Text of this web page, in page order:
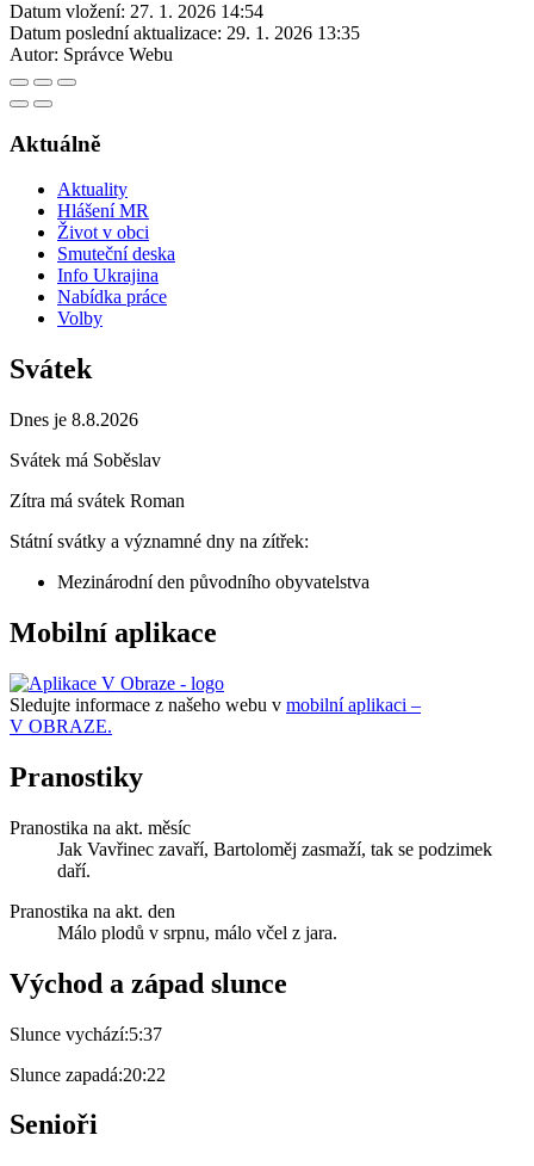
Datum vložení: 27. 1. 2026 14:54
Datum poslední aktualizace: 29. 1. 2026 13:35
Autor: Správce Webu
Aktuálně
Aktuality
Hlášení MR
Život v obci
Smuteční deska
Info Ukrajina
Nabídka práce
Volby
Svátek
Dnes je 8.8.2026
Svátek má Soběslav
Zítra má svátek Roman
Státní svátky a významné dny na zítřek:
Mezinárodní den původního obyvatelstva
Mobilní aplikace
Sledujte informace z našeho webu v mobilní aplikaci –
V OBRAZE.
Pranostiky
Pranostika na akt. měsíc
Jak Vavřinec zavaří, Bartoloměj zasmaží, tak se podzimek
daří.
Pranostika na akt. den
Málo plodů v srpnu, málo včel z jara.
Východ a západ slunce
Slunce vychází:5:37
Slunce zapadá:20:22
Senioři